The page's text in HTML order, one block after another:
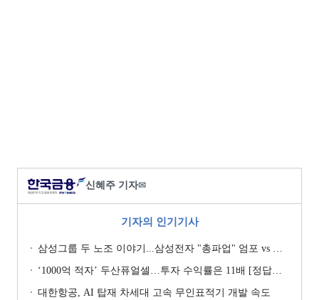
신혜주 기자✉
기자의 인기기사
삼성그룹 두 노조 이야기...삼성전자 "총파업" 엄포 vs 삼성重 '노사 원팀' 자처
‘1000억 적자’ 두산퓨얼셀…투자 수익률은 11배 [정답은 TSR]
대한항공, AI 탑재 차세대 고속 무인표적기 개발 속도